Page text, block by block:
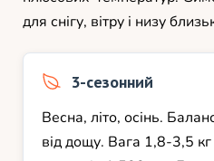
для снігу, вітру і низу
3-сезонний
Весна, літо, осінь.
від дощу. Вага 1,8-3,5 кг